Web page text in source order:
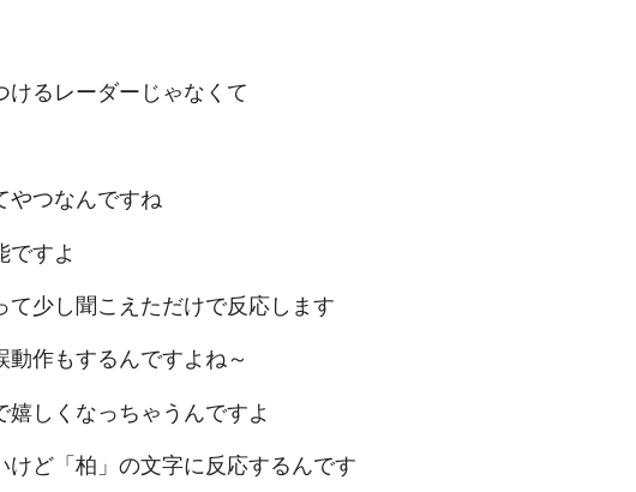
けるレーダーじゃなくて
やつなんですね
ですよ
て少し聞こえただけで反応します
動作もするんですよね～
しくなっちゃうんですよ
ど「柏」の文字に反応するんです